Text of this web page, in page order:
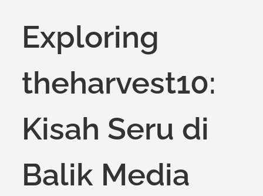
Exploring
theharvest10:
Kisah Seru di
Balik Media